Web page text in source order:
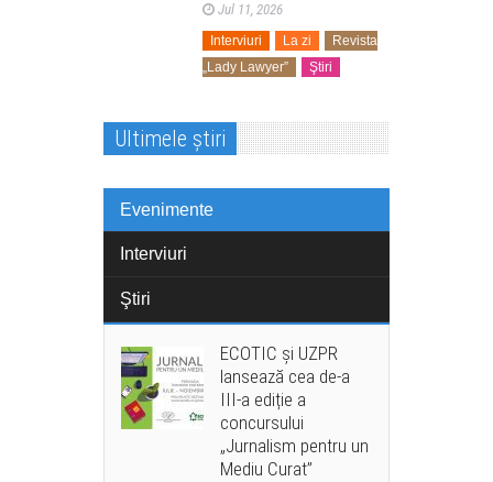
Jul 11, 2026
Interviuri La zi
Revista
„Lady Lawyer”
Ştiri
Ultimele știri
Evenimente
Interviuri
Ştiri
ECOTIC și UZPR
lansează cea de-a
III-a ediție a
concursului
„Jurnalism pentru un
Mediu Curat”